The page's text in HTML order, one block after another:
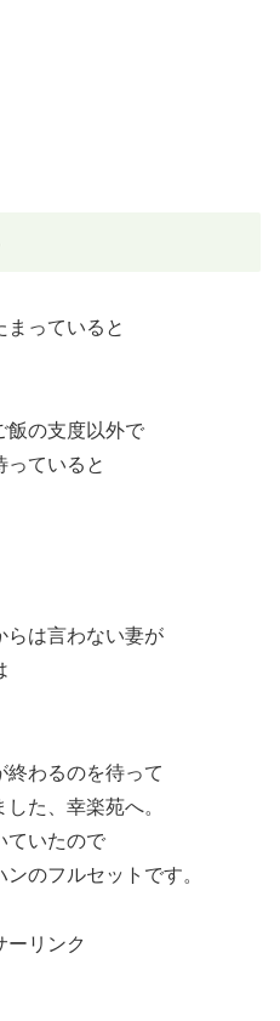
まっていると
飯の支度以外で
っていると
らは言わない妻が
終わるのを待って
た、幸楽苑へ。
ていたので
のフルセットです。
ーリンク